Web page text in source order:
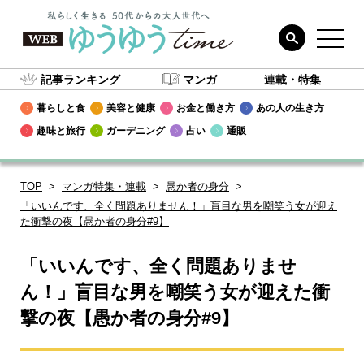
記事ランキング マンガ 連載・特集
暮らしと食 美容と健康 お金と働き方
あの人の生き方
趣味と旅行
ガーデニング 占い 通販
TOP マンガ特集・連載
愚か者の身分
「いいんです、全く問題ありません！」盲目な男を嘲笑う女が迎え
た衝撃の夜【愚か者の身分#9】
「いいんです、全く問題ありませ
ん！」盲目な男を嘲笑う女が迎えた衝
撃の夜【愚か者の身分#9】